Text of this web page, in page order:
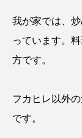
コトクラゲ
コモレビクラゲ
我が家では、
っています。
方です。
フカヒレ以外
です。